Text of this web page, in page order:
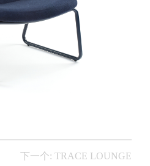
下一个: TRACE LOUNGE